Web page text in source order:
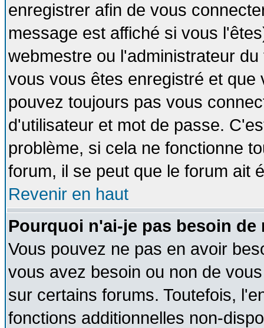
enregistrer afin de vous
message est affiché si vous
webmestre ou l'administrateur
vous vous êtes enregistré et
pouvez toujours pas vous
d'utilisateur et mot de passe.
problème, si cela ne fonctionne
forum, il se peut que le forum ait
Revenir en haut
Pourquoi n'ai-je pas besoin de
Vous pouvez ne pas en avoir
vous avez besoin ou non de
sur certains forums. Toutefois,
fonctions additionnelles non-